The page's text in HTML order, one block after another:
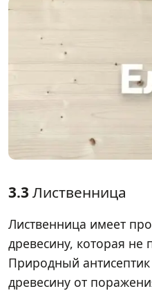
3.3 Лиственница
Лиственница имеет
древесину, которая
Природный
древесину от